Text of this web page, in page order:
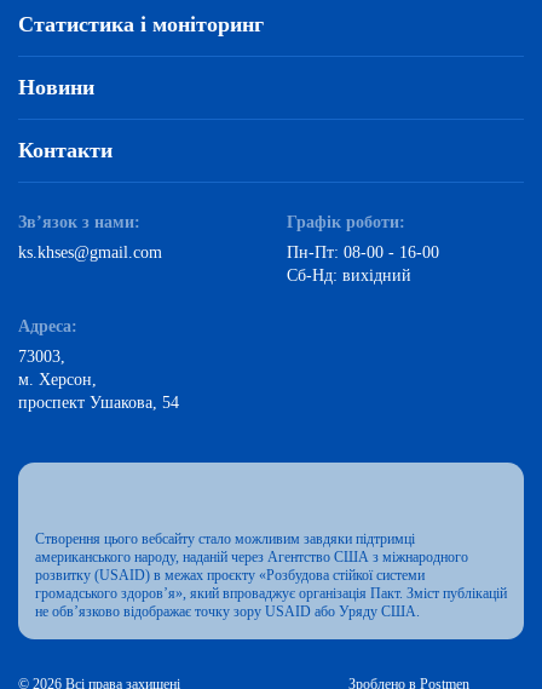
Статистика і моніторинг
Новини
Контакти
Зв’язок з нами:
ks.khses@gmail.com
Графік роботи:
Пн-Пт: 08-00 - 16-00
Сб-Нд: вихідний
Адреса:
73003,
м. Херсон,
проспект Ушакова, 54
Створення цього вебсайту стало можливим завдяки підтримці
американського народу, наданій через Агентство США з міжнародного
розвитку (USAID) в межах проєкту «Розбудова стійкої системи
громадського здоров’я», який впроваджує організація Пакт. Зміст публікацій
не обв’язково відображає точку зору USAID або Уряду США.
© 2026 Всі права захищені Зроблено в Postmen